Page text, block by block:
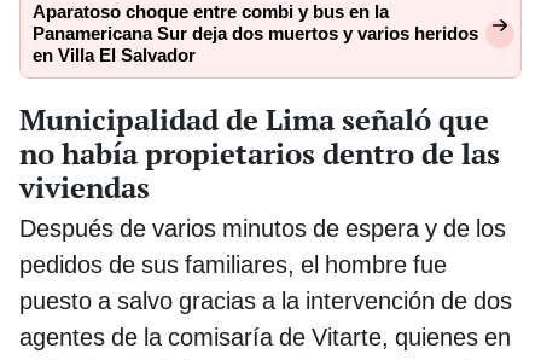
Aparatoso choque entre combi y bus en la
Panamericana Sur deja dos muertos y varios heridos
en Villa El Salvador
Municipalidad de Lima señaló que
no había propietarios dentro de las
viviendas
Después de varios minutos de espera y de los
pedidos de sus familiares, el hombre fue
puesto a salvo gracias a la intervención de dos
agentes de la comisaría de Vitarte, quienes en